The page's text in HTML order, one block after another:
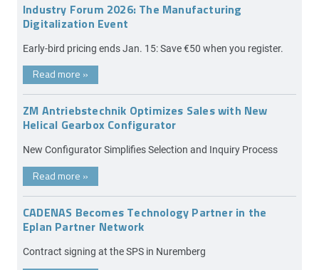
Industry Forum 2026: The Manufacturing
Digitalization Event
Early-bird pricing ends Jan. 15: Save €50 when you register.
Read more »
ZM Antriebstechnik Optimizes Sales with New
Helical Gearbox Configurator
New Configurator Simplifies Selection and Inquiry Process
Read more »
CADENAS Becomes Technology Partner in the
Eplan Partner Network
Contract signing at the SPS in Nuremberg